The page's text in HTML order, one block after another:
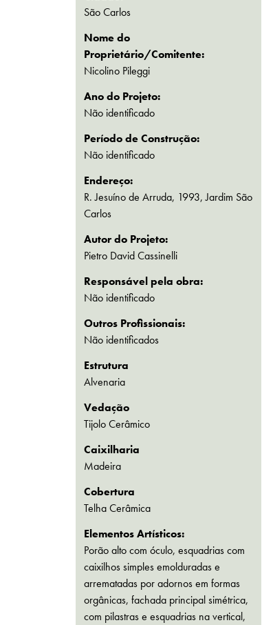
São Carlos
Nome do
Proprietário/Comitente:
Nicolino Pileggi
Ano do Projeto:
Não identificado
Período de Construção:
Não identificado
Endereço:
R. Jesuíno de Arruda, 1993, Jardim São
Carlos
Autor do Projeto:
Pietro David Cassinelli
Responsável pela obra:
Não identificado
Outros Profissionais:
Não identificados
Estrutura
Alvenaria
Vedação
Tijolo Cerâmico
Caixilharia
Madeira
Cobertura
Telha Cerâmica
Elementos Artísticos:
Porão alto com óculo, esquadrias com
caixilhos simples emolduradas e
arrematadas por adornos em formas
orgânicas, fachada principal simétrica,
com pilastras e esquadrias na vertical,